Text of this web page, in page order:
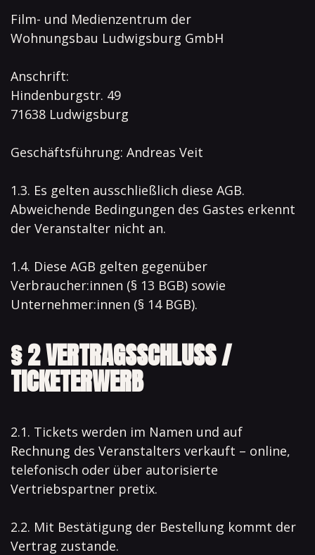
Film- und Medienzentrum der
Wohnungsbau Ludwigsburg GmbH
Anschrift:
Hindenburgstr. 49
71638 Ludwigsburg
Geschäftsführung: Andreas Veit
1.3. Es gelten ausschließlich diese AGB.
Abweichende Bedingungen des Gastes erkennt
der Veranstalter nicht an.
1.4. Diese AGB gelten gegenüber
Verbraucher:innen (§ 13 BGB) sowie
Unternehmer:innen (§ 14 BGB).
§ 2 VERTRAGSSCHLUSS /
TICKETERWERB
2.1. Tickets werden im Namen und auf
Rechnung des Veranstalters verkauft – online,
telefonisch oder über autorisierte
Vertriebspartner pretix.
2.2. Mit Bestätigung der Bestellung kommt der
Vertrag zustande.